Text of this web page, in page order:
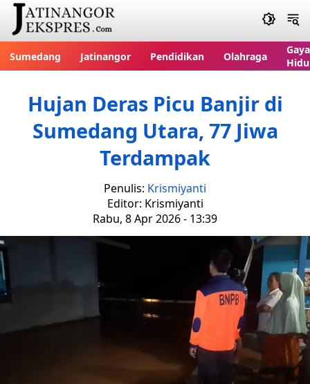
Sumedang Jatinangor Pendidikan Olahraga
Gaya
Hujan Deras Picu Banjir di
Sumedang Utara, 77 Jiwa
Terdampak
Penulis: Krismiyanti
Editor: Krismiyanti
Rabu, 8 Apr 2026 - 13:39